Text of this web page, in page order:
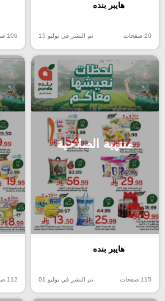
هايبر بنده
20 صفحات تم النشر في يوليو 15 106 صفحات
منتهية الصلاحية
هايبر بنده
115 صفحات تم النشر في يوليو 01 112 صفحات